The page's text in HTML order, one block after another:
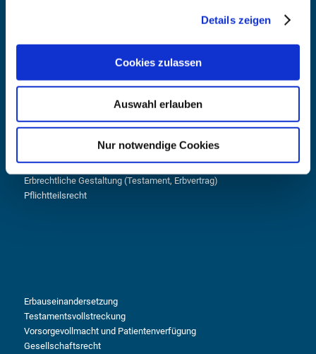
Details zeigen
Cookies zulassen
Auswahl erlauben
Nur notwendige Cookies
Ehe- und Scheidungsrecht
Eheverträge und eheliches Güterrecht
Unterhaltsrecht (Ehegatten, Kinder, Eltern)
Umgangsrecht und Sorgerecht
Internationales Familienrecht
Adoptionsrecht
Erbrechtliche Gestaltung (Testament, Erbvertrag)
Pflichtteilsrecht
Erbauseinandersetzung
Testamentsvollstreckung
Vorsorgevollmacht und Patientenverfügung
Gesellschaftsrecht